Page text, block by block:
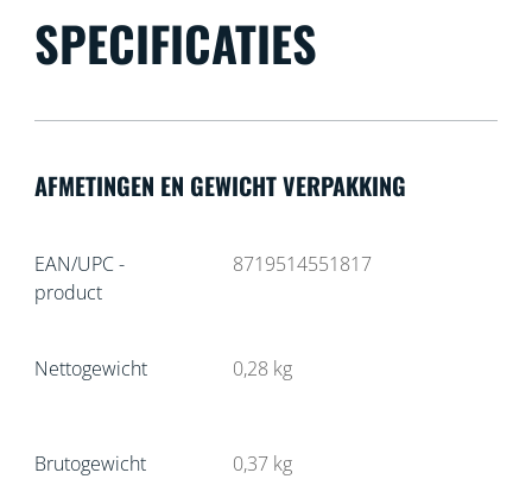
SPECIFICATIES
AFMETINGEN EN GEWICHT VERPAKKING
EAN/UPC -
product
8719514551817
Nettogewicht 0,28 kg
Brutogewicht 0,37 kg